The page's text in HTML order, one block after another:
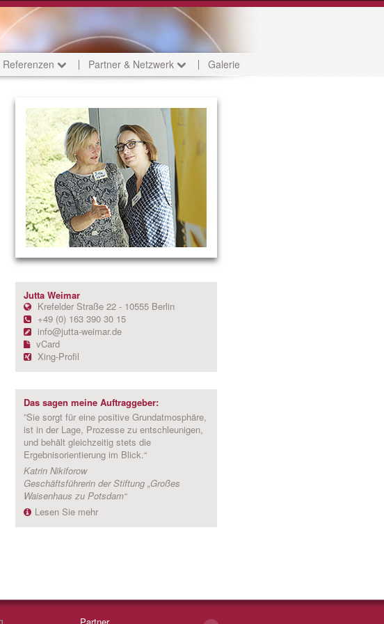
Referenzen Partner & Netzwerk Galerie
Jutta Weimar
Krefelder Straße 22 - 10555 Berlin
+49 (0) 163 390 30 15
info@jutta-weimar.de
vCard
Xing-Profil
Das sagen meine Auftraggeber:
”Sie sorgt für eine positive Grundatmosphäre,
ist in der Lage, Prozesse zu entschleunigen,
und behält gleichzeitig stets die
Ergebnisorientierung im Blick.“
Katrin Nikiforow
Geschäftsführerin der Stiftung „Großes
Waisenhaus zu Potsdam“
Lesen Sie mehr